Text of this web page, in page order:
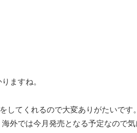
ますね。
してくれるので大変ありがたいです
外では今月発売となる予定なので